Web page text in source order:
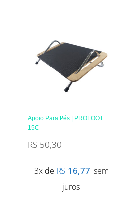
Apoio Para Pés | PROFOOT
15C
R$ 50,30
3x de R$ 16,77 sem
juros